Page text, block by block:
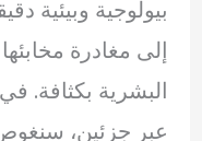
بيولوجية وبيئية
إلى مغادرة
البشرية بكثافة.
عبر جزئين،